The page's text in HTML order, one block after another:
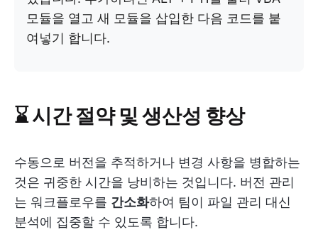
모듈을 열고 새 모듈을 삽입한 다음 코드를 붙
여넣기 합니다.
⌛ 시간 절약 및 생산성 향상
수동으로 버전을 추적하거나 변경 사항을 병합하는
것은 귀중한 시간을 낭비하는 것입니다. 버전 관리
는 워크플로우를 간소화하여 팀이 파일 관리 대신
분석에 집중할 수 있도록 합니다.